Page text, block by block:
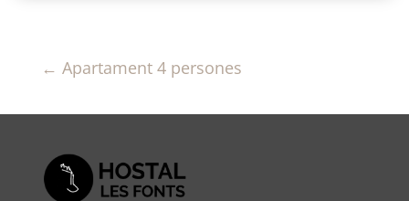
← Apartament 4 persones